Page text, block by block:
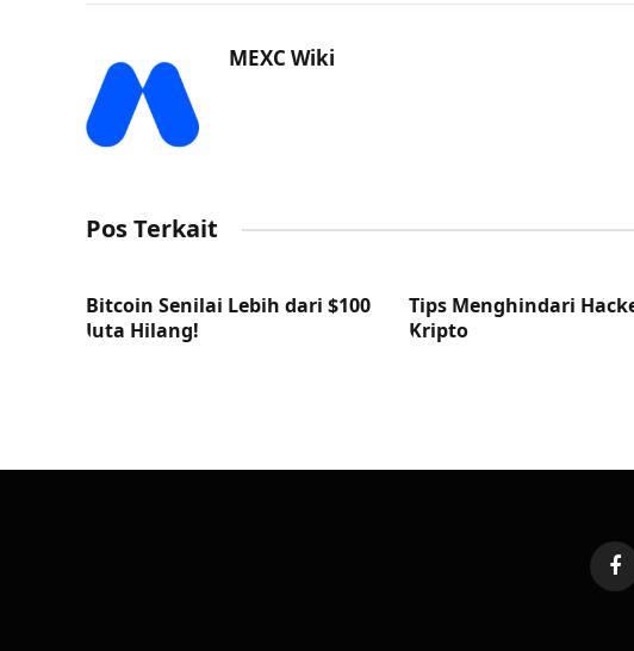
MEXC Wiki
Pos Terkait
Bitcoin Senilai Lebih dari $100
Juta Hilang!
Tips Menghindari
Kripto